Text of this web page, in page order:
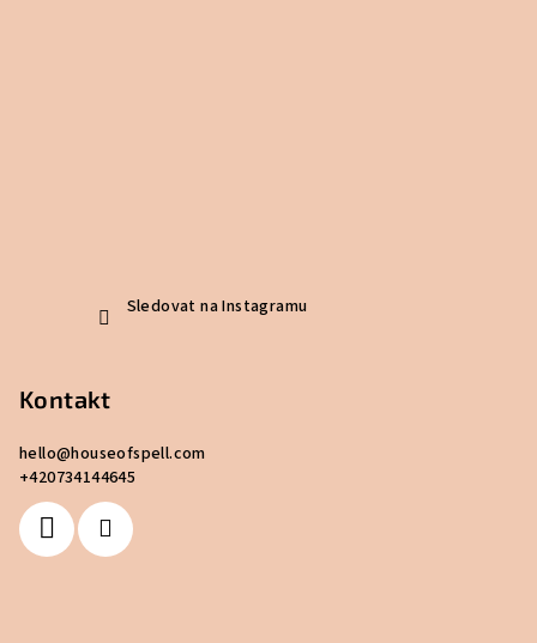
Sledovat na Instagramu
Kontakt
hello@houseofspell.com
+420734144645